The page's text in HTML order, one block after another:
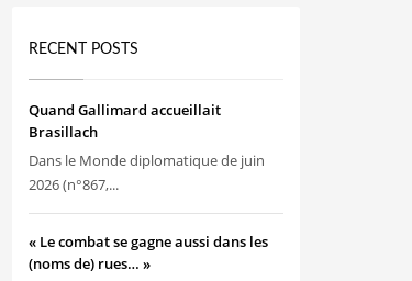
RECENT POSTS
Quand Gallimard accueillait
Brasillach
Dans le Monde diplomatique de juin
2026 (n°867,...
« Le combat se gagne aussi dans les
(noms de) rues… »